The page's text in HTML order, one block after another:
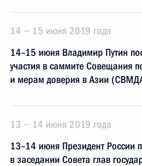
14 − 15 июня 2019 года
14–15 июня Владимир Путин
участия в саммите Совещания
и мерам доверия в Азии
13 − 14 июня 2019 года
13–14 июня Президент России
в заседании Совета глав